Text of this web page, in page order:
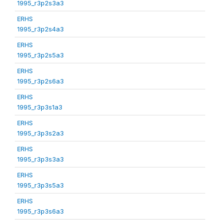
1995_r3p2s3a3
ERHS
1995_r3p2s4a3
ERHS
1995_r3p2s5a3
ERHS
1995_r3p2s6a3
ERHS
1995_r3p3s1a3
ERHS
1995_r3p3s2a3
ERHS
1995_r3p3s3a3
ERHS
1995_r3p3s5a3
ERHS
1995_r3p3s6a3